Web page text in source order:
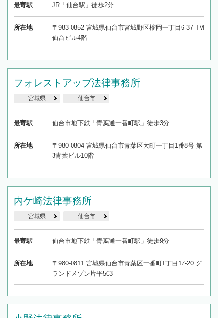
最寄駅 JR「仙台駅」徒歩2分
所在地
〒983-0852 宮城県仙台市宮城野区榴岡一丁目6-37 TM
仙台ビル4階
フォレストアップ法律事務所
宮城県 仙台市
最寄駅 仙台市地下鉄「青葉通一番町駅」徒歩3分
所在地
〒980-0804 宮城県仙台市青葉区大町一丁目1番8号 第
3青葉ビル10階
内ケ崎法律事務所
宮城県 仙台市
最寄駅 仙台市地下鉄「青葉通一番町駅」徒歩9分
所在地
〒980-0811 宮城県仙台市青葉区一番町1丁目17-20 グ
ランドメゾン片平503